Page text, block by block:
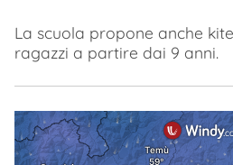
La scuola propone anche
ragazzi a partire dai 9 anni.